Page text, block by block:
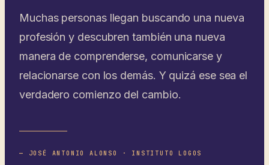
Muchas personas llegan buscando una nueva
profesión y descubren también una nueva
manera de comprenderse, comunicarse y
relacionarse con los demás. Y quizá ese sea el
verdadero comienzo del cambio.
— JOSÉ ANTONIO ALONSO · INSTITUTO LOGOS